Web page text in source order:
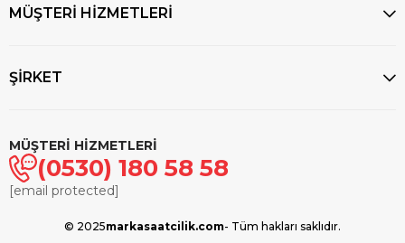
MÜŞTERİ HİZMETLERİ
ŞİRKET
MÜŞTERİ HİZMETLERİ
(0530) 180 58 58
[email protected]
© 2025markasaatcilik.com- Tüm hakları saklıdır.